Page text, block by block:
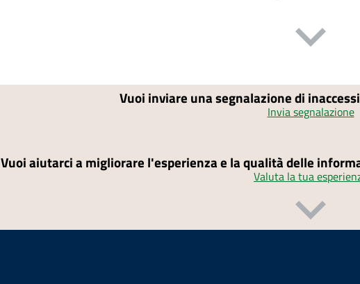
Vuoi inviare una segnalazione di
Invia segnalazione
Vuoi aiutarci a migliorare l'esperienza e la qualità delle
Valuta la tua